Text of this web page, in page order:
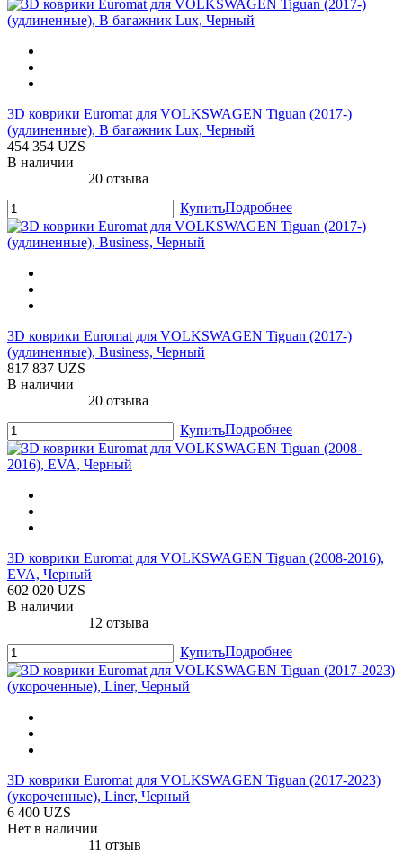
3D коврики Euromat для VOLKSWAGEN Tiguan (2017-)
(удлиненные), В багажник Lux, Черный
454 354 UZS
В наличии
20 отзыва
КупитьПодробнее
3D коврики Euromat для VOLKSWAGEN Tiguan (2017-)
(удлиненные), Business, Черный
817 837 UZS
В наличии
20 отзыва
КупитьПодробнее
3D коврики Euromat для VOLKSWAGEN Tiguan (2008-2016),
EVA, Черный
602 020 UZS
В наличии
12 отзыва
КупитьПодробнее
3D коврики Euromat для VOLKSWAGEN Tiguan (2017-2023)
(укороченные), Liner, Черный
6 400 UZS
Нет в наличии
11 отзыв